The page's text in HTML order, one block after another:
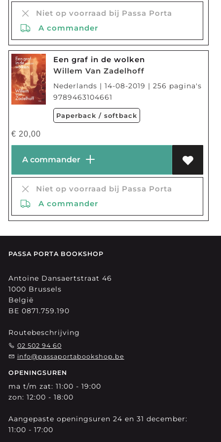
Niet op voorraad bij Passa Porta
A commander
Een graf in de wolken
Willem Van Zadelhoff
Nederlands | 14-08-2019 | 256 pagina's
9789463104661
Paperback / softback
€ 20,00
A commander
Niet op voorraad bij Passa Porta
A commander
PASSA PORTA BOOKSHOP
Antoine Dansaertstraat 46
1000 Brussels
België
BE 0871.759.190
Routebeschrijving
02 502 94 60
info@passaportabookshop.be
OPENINGSUREN
ma t/m zat: 11:00 - 19:00
zon: 12:00 - 18:00
Aangepaste openingsuren 24 en 31 december:
11:00 - 17:00